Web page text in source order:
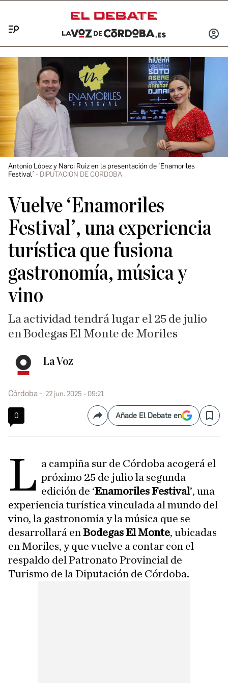
INICIAR
Antonio López y Narci Ruiz en la presentación de `Enamoriles
Festival´
DIPUTACION DE CORDOBA
Vuelve ‘Enamoriles
Festival’, una experiencia
turística que fusiona
gastronomía, música y
vino
La actividad tendrá lugar el 25 de julio
en Bodegas El Monte de Moriles
La Voz
Córdoba 22 jun. 2025 - 09:21
0 CompartirAñade El Debate en Save
L a campiña sur de Córdoba acogerá el
próximo 25 de julio la segunda
edición de ‘Enamoriles Festival’, una
experiencia turística vinculada al mundo del
vino, la gastronomía y la música que se
desarrollará en Bodegas El Monte, ubicadas
en Moriles, y que vuelve a contar con el
respaldo del Patronato Provincial de
Turismo de la Diputación de Córdoba.